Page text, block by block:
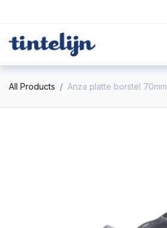
All Products Anza platte borstel 70mm